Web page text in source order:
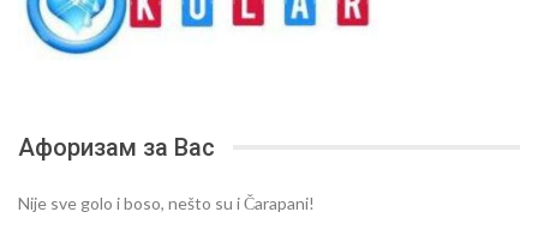
Афоризам за Вас
Nije sve golo i boso, nešto su i Čarapani!